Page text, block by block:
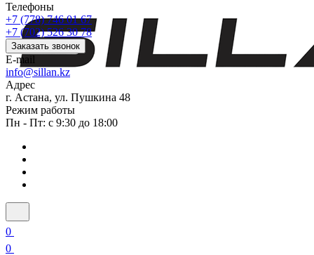
Телефоны
+7 (778) 746 01 67
+7 (702) 526 30 78
Заказать звонок
E-mail
info@sillan.kz
Адрес
г. Астана, ул. Пушкина 48
Режим работы
Пн - Пт: с 9:30 до 18:00
0
0